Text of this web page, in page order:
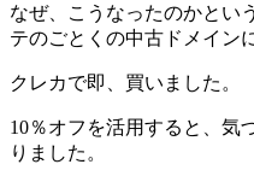
なぜ、こうなったのかとい
テのごとくの中古ドメイン
クレカで即、買いました。
10％オフを活用すると、気
りました。